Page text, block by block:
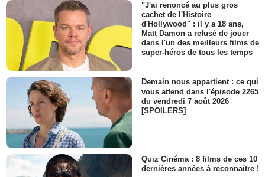
"J'ai renoncé au plus gros
cachet de l'Histoire
d'Hollywood" : il y a 18 ans,
Matt Damon a refusé de jouer
dans l'un des meilleurs films de
super-héros de tous les temps
Demain nous appartient : ce qui
vous attend dans l'épisode 2265
du vendredi 7 août 2026
[SPOILERS]
Quiz Cinéma : 8 films de ces 10
dernières années à reconnaître !